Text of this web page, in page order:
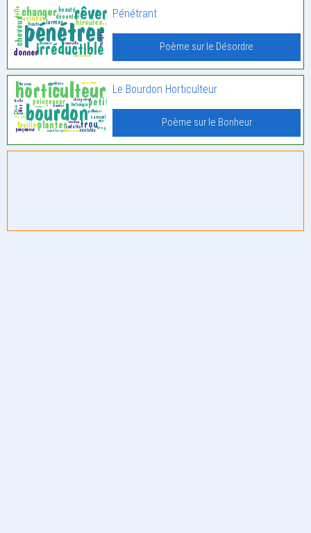
Pénétrant
Poème sur le Désordre
Le Bourdon Horticulteur
Poème sur le Bonheur